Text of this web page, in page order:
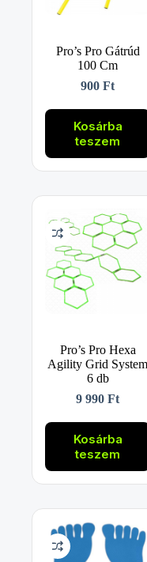
Pro’s Pro Gátrúd
100 Cm
900Ft
Kosárba
teszem
Pro’s Pro Hexa
Agility Grid System
6 db
9 990Ft
Kosárba
teszem